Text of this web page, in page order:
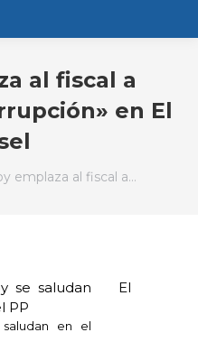
al fiscal a
en El
emplaza al fiscal a…
en el
El